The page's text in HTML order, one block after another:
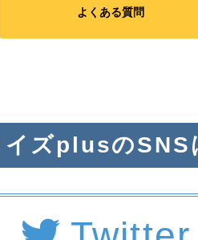
よくある質問
イズplusのSNS